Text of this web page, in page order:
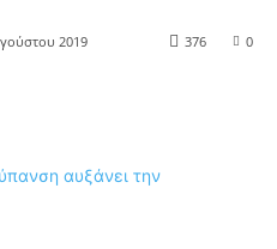
2019 0
376